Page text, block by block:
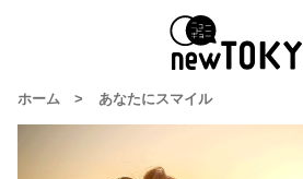
ホーム > あなたにスマイル